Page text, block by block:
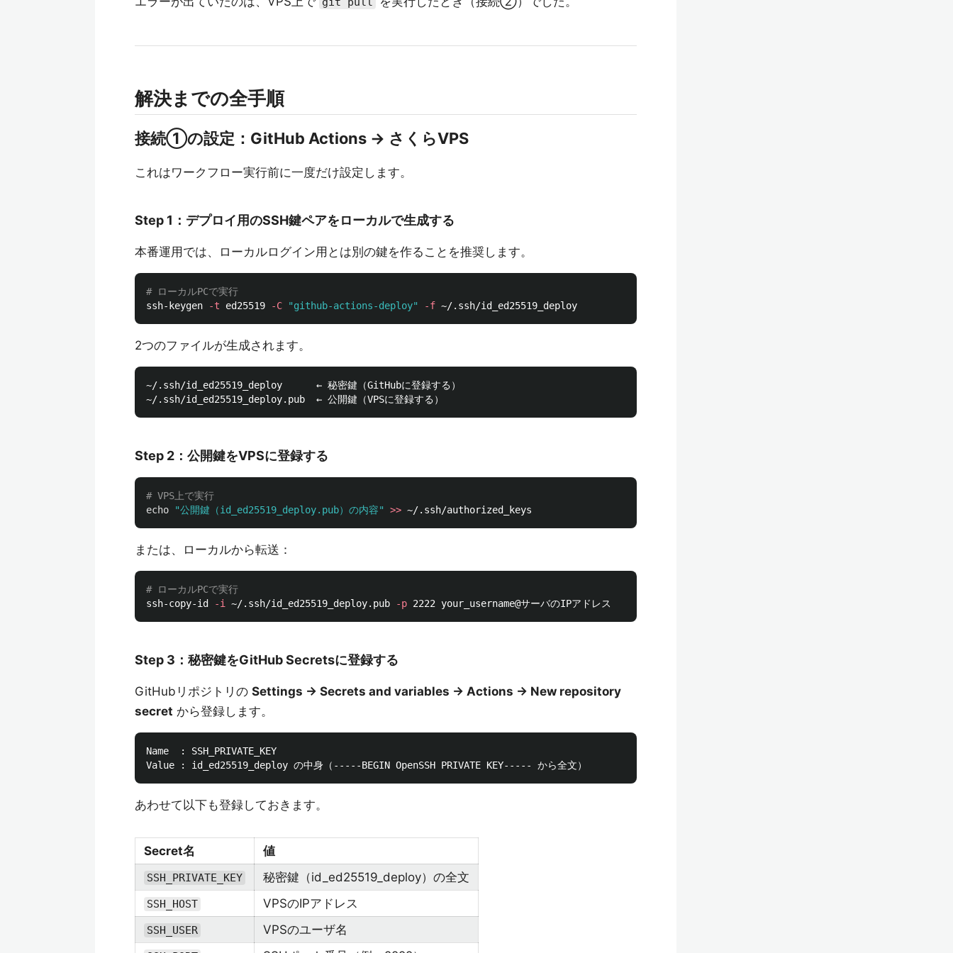
解決までの全手順
接続①の設定：GitHub Actions → さくらVPS
これはワークフロー実行前に一度だけ設定します。
Step 1：デプロイ用のSSH鍵ペアをローカルで生成する
本番運用では、ローカルログイン用とは別の鍵を作ることを推奨します。
# ローカルPCで実行
ssh-keygen
-t ed25519 -C "github-actions-deploy" -f
2つのファイルが生成されます。
~/.ssh/id_ed25519_deploy      ← 秘密鍵（GitHubに登録する）
Step 2：公開鍵をVPSに登録する
# VPS上で実行
echo
"公開鍵（id_ed25519_deploy.pub）の内容" >>
または、ローカルから転送：
# ローカルPCで実行
ssh-copy-id
-i ~/.ssh/id_ed25519_deploy.pub -p
Step 3：秘密鍵をGitHub Secretsに登録する
GitHubリポジトリの Settings → Secrets and variables → Actions → New repository
secret から登録します。
Name  : SSH_PRIVATE_KEY
あわせて以下も登録しておきます。
Secret名 値
SSH_PRIVATE_KEY 秘密鍵（id_ed25519_deploy）の全文
SSH_HOST VPSのIPアドレス
SSH_USER VPSのユーザ名